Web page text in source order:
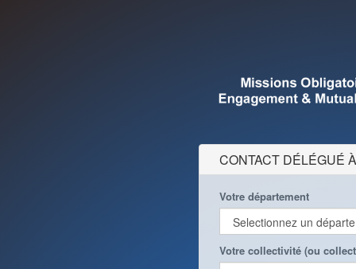
CONTACT DÉLÉGUÉ
Votre département
Votre collectivité (ou